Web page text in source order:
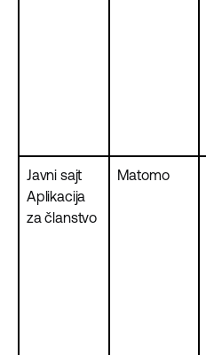
Javni sajt
Aplikacija
za članstvo
Matomo